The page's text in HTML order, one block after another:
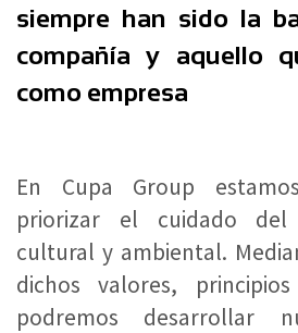
siempre han sido la
compañía y aquello
como empresa
En Cupa Group
priorizar el cuidado del
cultural y ambiental.
dichos valores,
podremos desarrollar